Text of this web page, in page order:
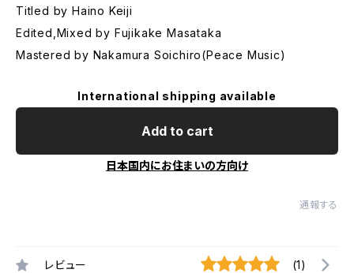
Titled by Haino Keiji
Edited,Mixed by Fujikake Masataka
Mastered by Nakamura Soichiro(Peace Music)
International shipping available
Add to cart
日本国内にお住まいの方向け
通報する
レビュー (1)